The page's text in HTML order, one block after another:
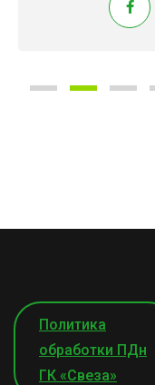
Политика
обработки ПДн
ГК «Свеза»